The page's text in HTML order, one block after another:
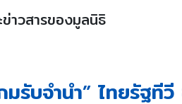
าวสารของมูลนิธิ
มรับจำนำ” ไทยรัฐ